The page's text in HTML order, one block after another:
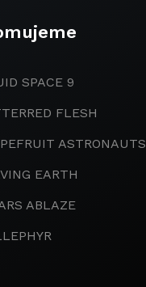
SPACE 9
FLESH
ASTRONAUTS
EARTH
ABLAZE